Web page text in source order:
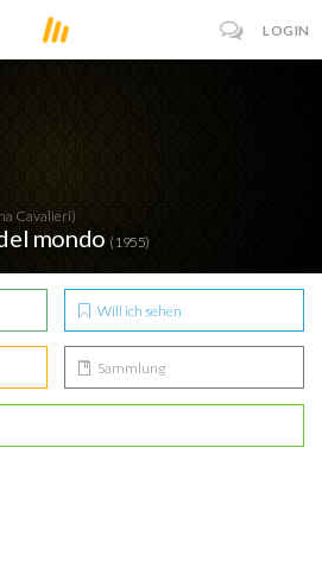
LOGIN
Cavalieri)
mondo (1955)
Will ich sehen
Sammlung